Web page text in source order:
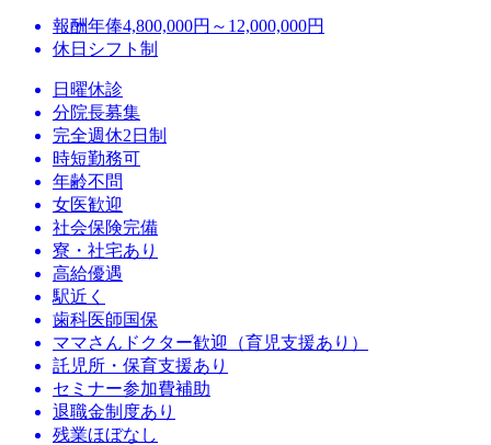
報酬年俸4,800,000円～12,000,000円
休日 シフト制
日曜休診
分院長募集
完全週休2日制
時短勤務可
年齢不問
女医歓迎
社会保険完備
寮・社宅あり
高給優遇
駅近く
歯科医師国保
ママさんドクター歓迎（育児支援あり）
託児所・保育支援あり
セミナー参加費補助
退職金制度あり
残業ほぼなし